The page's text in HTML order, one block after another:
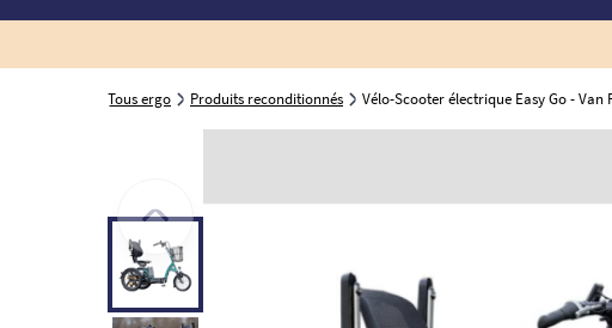
Tous ergo Produits reconditionnés Vélo-Scooter électrique Easy Go - Van